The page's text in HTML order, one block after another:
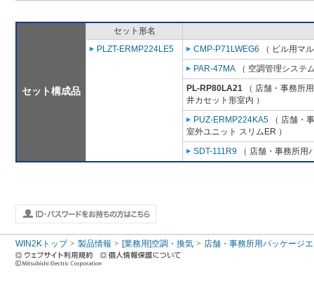
セット構成品
セット形名
PLZT-ERMP224LE5
CMP-P71LWEG6 （ ビル用マ
PAR-47MA （ 空調管理システ
PL-RP80LA21 （ 店舗・事務所
井カセット形室内 ）
PUZ-ERMP224KA5 （ 店舗・
室外ユニット スリムER ）
SDT-111R9 （ 店舗・事務所用
WIN2Kトップ 製品情報 [業務用]空調・換気 店舗・事務所用パッケージ